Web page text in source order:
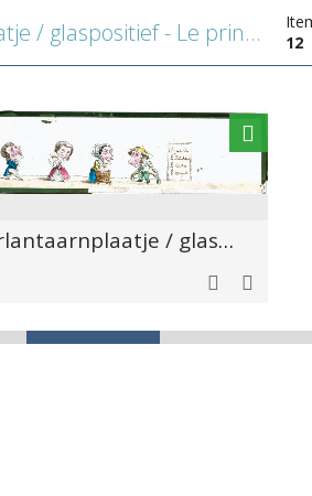
Toverlantaarnplaatje / glaspositief - Le prince Chéri (1-3)
12
Toverlantaarnplaatje / glaspositief - karikaturale voorstelling van vier personen uit verschillende standen en beroepen